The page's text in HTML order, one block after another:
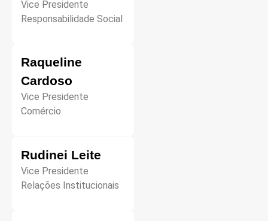
Vice Presidente
Responsabilidade Social
Raqueline
Cardoso
Vice Presidente
Comércio
Rudinei Leite
Vice Presidente
Relações Institucionais